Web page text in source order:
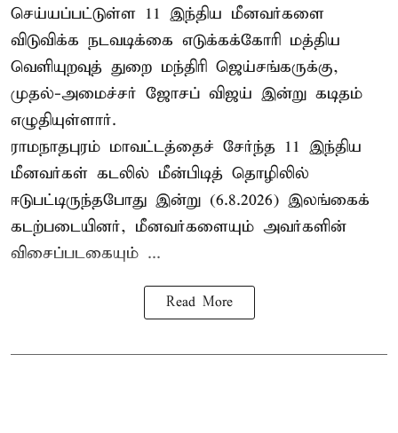
செய்யப்பட்டுள்ள 11 இந்திய மீனவர்களை
விடுவிக்க நடவடிக்கை எடுக்கக்கோரி மத்திய
வெளியுறவுத் துறை மந்திரி ஜெய்சங்கருக்கு,
முதல்-அமைச்சர் ஜோசப் விஜய் இன்று கடிதம்
எழுதியுள்ளார்.
ராமநாதபுரம் மாவட்டத்தைச் சேர்ந்த 11 இந்திய
மீனவர்கள் கடலில் மீன்பிடித் தொழிலில்
ஈடுபட்டிருந்தபோது இன்று (6.8.2026) இலங்கைக்
கடற்படையினர், மீனவர்களையும் அவர்களின்
விசைப்படகையும் ...
Read More